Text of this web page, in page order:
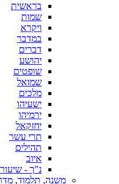
בראשית
שמות
ויקרא
במדבר
דברים
יהושע
שופטים
שמואל
מלכים
ישעיהו
ירמיהו
יחזקאל
תרי עשר
תהילים
איוב
נ"ך -
משנה, תלמוד,